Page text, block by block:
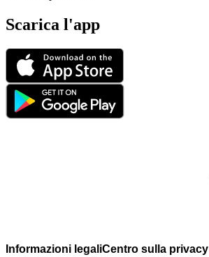
Scarica l'app
Informazioni legaliCentro sulla privacy